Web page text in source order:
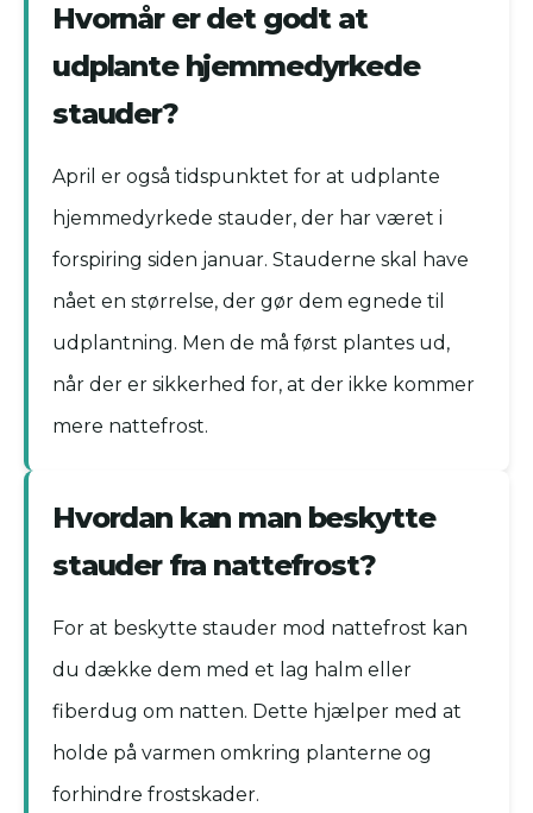
Hvornår er det godt at
udplante hjemmedyrkede
stauder?
April er også tidspunktet for at udplante
hjemmedyrkede stauder, der har været i
forspiring siden januar. Stauderne skal have
nået en størrelse, der gør dem egnede til
udplantning. Men de må først plantes ud,
når der er sikkerhed for, at der ikke kommer
mere nattefrost.
Hvordan kan man beskytte
stauder fra nattefrost?
For at beskytte stauder mod nattefrost kan
du dække dem med et lag halm eller
fiberdug om natten. Dette hjælper med at
holde på varmen omkring planterne og
forhindre frostskader.